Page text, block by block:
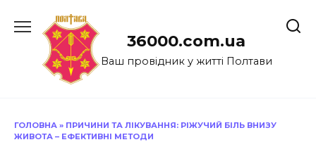
до
36000.com.ua
Ваш провідник у житті Полтави
ГОЛОВНА » ПРИЧИНИ ТА ЛІКУВАННЯ: РІЖУЧИЙ БІЛЬ ВНИЗУ
ЖИВОТА – ЕФЕКТИВНІ МЕТОДИ